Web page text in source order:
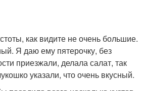
как видите не очень большие.
Я даю ему пятерочку, без
приезжали, делала салат, так
указали, что очень вкусный.